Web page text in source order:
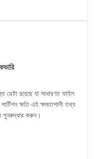
ডেটা রয়েছে যা সাধারণত ফাইল
পার্টিশন ক্ষতি এই ক্ষমতাশালী তথ্য
পুনরুদ্ধার করুন।